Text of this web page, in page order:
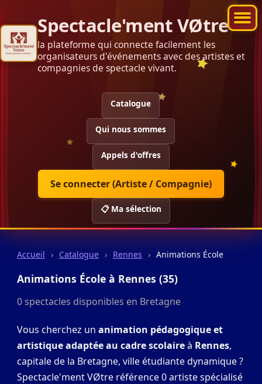
Spectacle'ment VØtre
la plateforme qui connecte facilement les
organisateurs d'événements avec des artistes et
compagnies de spectacle vivant.
Catalogue
Qui nous sommes
Appels d'offres
Se connecter (Artiste / Compagnie)
📋 Ma sélection
Accueil › Catalogue › Rennes › Animations École
Animations École à Rennes (35)
0 spectacles disponibles en Bretagne
Vous cherchez un animation pédagogique et
artistique adaptée au cadre scolaireà Rennes,
capitale de la Bretagne, ville étudiante dynamique ?
Spectacle'ment VØtre référence 0 artiste spécialisé